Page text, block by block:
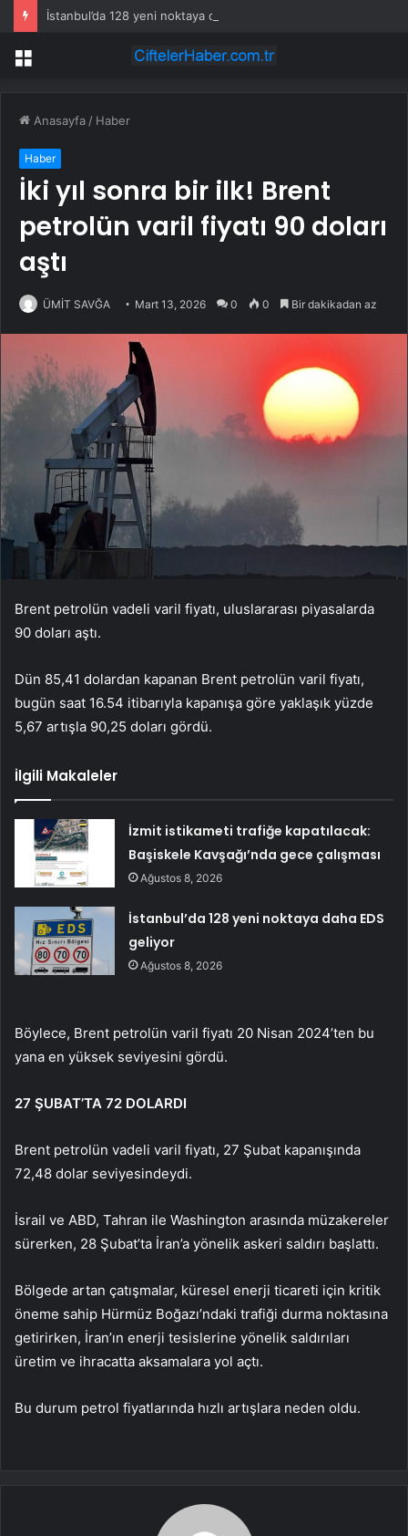
İstanbul’da 128 yeni noktaya daha EDS geliyor
Menü
Anasayfa / Haber
Haber
İki yıl sonra bir ilk! Brent
petrolün varil fiyatı 90 doları
aştı
ÜMİT SAVĞA Mart 13, 2026 0 0 Bir dakikadan az
Brent petrolün vadeli varil fiyatı, uluslararası piyasalarda
90 doları aştı.
Dün 85,41 dolardan kapanan Brent petrolün varil fiyatı,
bugün saat 16.54 itibarıyla kapanışa göre yaklaşık yüzde
5,67 artışla 90,25 doları gördü.
İlgili Makaleler
İzmit istikameti trafiğe kapatılacak:
Başiskele Kavşağı’nda gece çalışması
Ağustos 8, 2026
İstanbul’da 128 yeni noktaya daha EDS
geliyor
Ağustos 8, 2026
Böylece, Brent petrolün varil fiyatı 20 Nisan 2024’ten bu
yana en yüksek seviyesini gördü.
27 ŞUBAT’TA 72 DOLARDI
Brent petrolün vadeli varil fiyatı, 27 Şubat kapanışında
72,48 dolar seviyesindeydi.
İsrail ve ABD, Tahran ile Washington arasında müzakereler
sürerken, 28 Şubat’ta İran’a yönelik askeri saldırı başlattı.
Bölgede artan çatışmalar, küresel enerji ticareti için kritik
öneme sahip Hürmüz Boğazı’ndaki trafiği durma noktasına
getirirken, İran’ın enerji tesislerine yönelik saldırıları
üretim ve ihracatta aksamalara yol açtı.
Bu durum petrol fiyatlarında hızlı artışlara neden oldu.